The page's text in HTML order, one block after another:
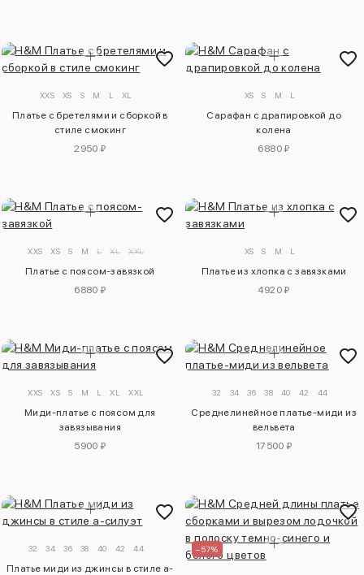
XXS XS S M L XL
Платье с бретелями и сборкой в
стиле смокинг
2950 ₽
XS S M L
Сарафан с драпировкой до
колена
6880 ₽
XXS XS S M L XL XXL
Платье с поясом-завязкой
6880 ₽
XS S M L
Платье из хлопка с завязками
4920 ₽
XXS XS S M L XL XXL
Миди-платье с поясом для
завязывания
5900 ₽
32 34 36 38 40 42 44
Среднелинейное платье-миди из
вельвета
17500 ₽
32 34 36 38 40 42 44
Платье миди из джинсы в стиле а-
–57%